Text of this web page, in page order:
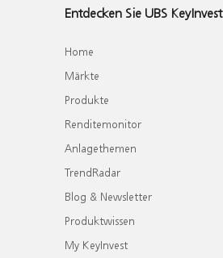
Entdecken Sie UBS KeyInvest
Home
Märkte
Produkte
Renditemonitor
Anlagethemen
TrendRadar
Blog & Newsletter
Produktwissen
My KeyInvest